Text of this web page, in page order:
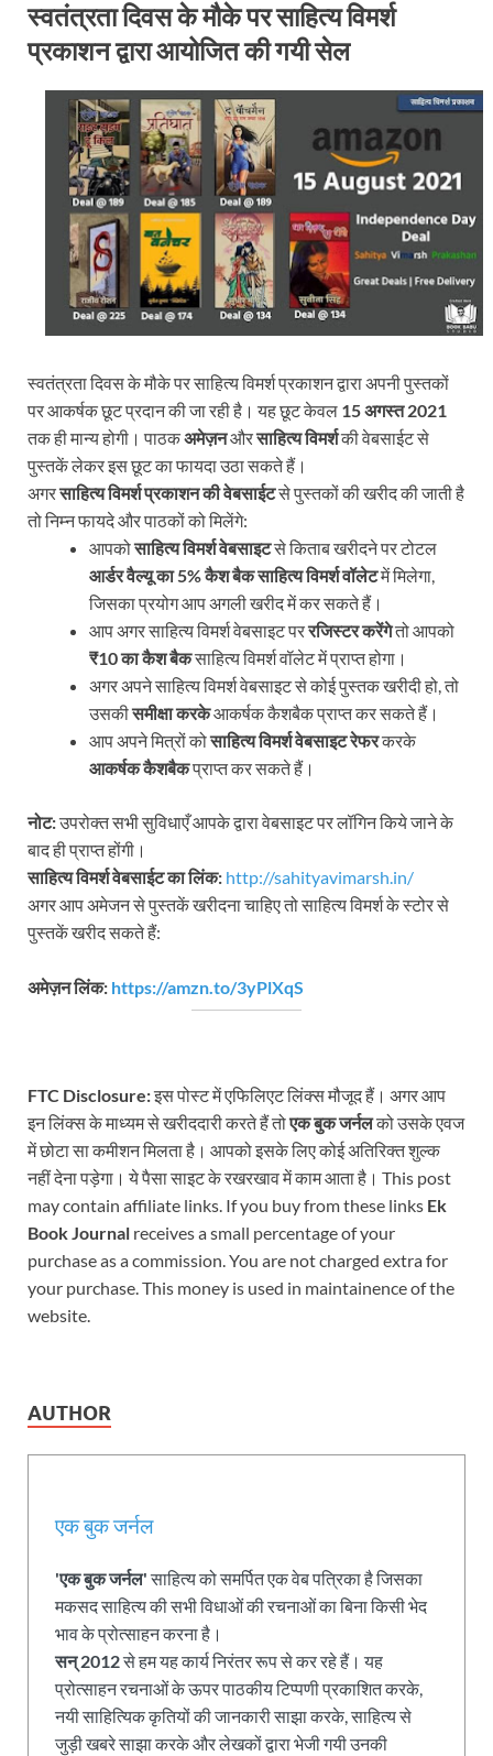
स्वतंत्रता दिवस के मौके पर साहित्य विमर्श
प्रकाशन द्वारा आयोजित की गयी सेल
स्वतंत्रता दिवस के मौके पर साहित्य विमर्श प्रकाशन द्वारा अपनी पुस्तकों
पर आकर्षक छूट प्रदान की जा रही है। यह छूट केवल 15 अगस्त 2021
तक ही मान्य होगी। पाठकअमेज़नऔरसाहित्य विमर्शकी वेबसाईट से
पुस्तकें लेकर इस छूट का फायदा उठा सकते हैं।
अगरसाहित्य विमर्श प्रकाशन की वेबसाईटसे पुस्तकों की खरीद की जाती है
तो निम्न फायदे और पाठकों को मिलेंगे:
आपकोसाहित्य विमर्श वेबसाइटसे किताब खरीदने पर टोटल
आर्डर वैल्यू का 5% कैश बैकसाहित्य विमर्श वॉलेटमें मिलेगा,
जिसका प्रयोग आप अगली खरीद में कर सकते हैं।
आप अगर साहित्य विमर्श वेबसाइट पररजिस्टर करेंगेतो आपको
₹10 का कैश बैकसाहित्य विमर्श वॉलेट में प्राप्त होगा।
अगर अपने साहित्य विमर्श वेबसाइट से कोई पुस्तक खरीदी हो, तो
उसकीसमीक्षा करकेआकर्षक कैशबैक प्राप्त कर सकते हैं।
आप अपने मित्रों कोसाहित्य विमर्श वेबसाइट रेफरकरके
आकर्षक कैशबैकप्राप्त कर सकते हैं।
नोट:उपरोक्त सभी सुविधाएँ आपके द्वारा वेबसाइट पर लॉगिन किये जाने के
बाद ही प्राप्त होंगी।
साहित्य विमर्श वेबसाईट का लिंक: http://sahityavimarsh.in/
अगर आप अमेजन से पुस्तकें खरीदना चाहिए तो साहित्य विमर्श के स्टोर से
पुस्तकें खरीद सकते हैं:
अमेज़न लिंक: https://amzn.to/3yPlXqS
FTC Disclosure:इस पोस्ट में एफिलिएट लिंक्स मौजूद हैं। अगर आप
इन लिंक्स के माध्यम से खरीददारी करते हैं तोएक बुक जर्नलको उसके एवज
में छोटा सा कमीशन मिलता है। आपको इसके लिए कोई अतिरिक्त शुल्क
नहीं देना पड़ेगा। ये पैसा साइट के रखरखाव में काम आता है। This post
may contain affiliate links. If you buy from these links Ek
Book Journal receives a small percentage of your
purchase as a commission. You are not charged extra for
your purchase. This money is used in maintainence of the
website.
AUTHOR
एक बुक जर्नल
'एक बुक जर्नल'साहित्य को समर्पित एक वेब पत्रिका है जिसका
मकसद साहित्य की सभी विधाओं की रचनाओं का बिना किसी भेद
भाव के प्रोत्साहन करना है।
सन् 2012से हम यह कार्य निरंतर रूप से कर रहे हैं। यह
प्रोत्साहन रचनाओं के ऊपर पाठकीय टिप्पणी प्रकाशित करके,
नयी साहित्यिक कृतियों की जानकारी साझा करके, साहित्य से
जुड़ी खबरे साझा करके और लेखकों द्वारा भेजी गयी उनकी